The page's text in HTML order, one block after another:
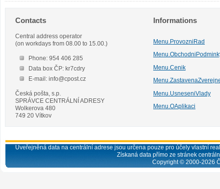
Contacts
Central address operator
(on workdays from 08.00 to 15.00.)
Phone: 954 406 285
Data box ČP: kr7cdry
E-mail: info@cpost.cz
Česká pošta, s.p.
SPRÁVCE CENTRÁLNÍ ADRESY
Wolkerova 480
749 20 Vítkov
Informations
Menu.ProvozniRad
Menu.Cenik
Menu.UsneseniVlady
Menu.OAplikaci
Uveřejněná data na centrální adrese jsou určena pouze pro účely vlastní
Získaná data přímo ze stránek
Copyright © 2000-2026